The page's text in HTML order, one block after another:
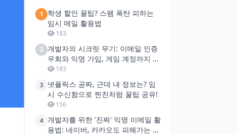
1
학생 할인 꿀팁? 스팸 폭탄 피하는
임시 메일 활용법
183
2 개발자의 시크릿 무기: 이메일 인증
우회와 익명 가입, 게임 계정까지 싹
다!183
3 넷플릭스 공짜, 근데 내 정보는? 임
시 수신함으로 찐친처럼 꿀팁 공유!
156
4 개발자를 위한 '진짜' 익명 이메일 활
용법: 네이버, 카카오도 피해가는 신